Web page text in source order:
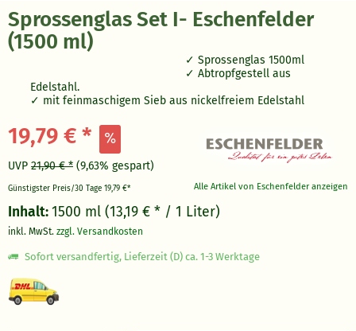
Sprossenglas Set I- Eschenfelder
(1500 ml)
Sprossenglas 1500ml
Abtropfgestell aus
Edelstahl.
mit feinmaschigem Sieb aus nickelfreiem Edelstahl
Alle Artikel von Eschenfelder anzeigen
19,79 € *
UVP 21,90 € * (9,63% gespart)
Günstigster Preis/30 Tage 19,79 €*
Inhalt:1500 ml (13,19 € * / 1 Liter)
inkl. MwSt. zzgl. Versandkosten
Sofort versandfertig, Lieferzeit (D) ca. 1-3 Werktage